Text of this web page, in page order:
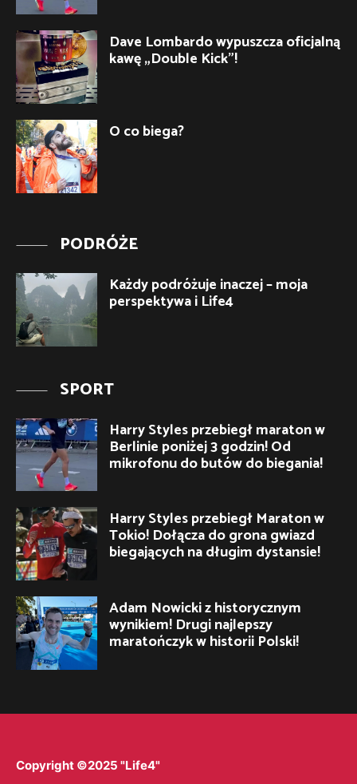
Dave Lombardo wypuszcza oficjalną
kawę „Double Kick”!
O co biega?
PODRÓŻE
Każdy podróżuje inaczej – moja
perspektywa i Life4
SPORT
Harry Styles przebiegł maraton w
Berlinie poniżej 3 godzin! Od
mikrofonu do butów do biegania!
Harry Styles przebiegł Maraton w
Tokio! Dołącza do grona gwiazd
biegających na długim dystansie!
Adam Nowicki z historycznym
wynikiem! Drugi najlepszy
maratończyk w historii Polski!
Copyright ©2025 "Life4"